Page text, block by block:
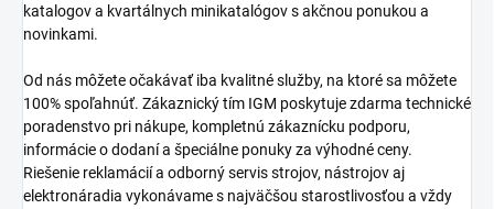
katalogov a kvartálnych minikatalógov s akčnou ponukou a
novinkami.
Od nás môžete očakávať iba kvalitné služby, na ktoré sa môžete
100% spoľahnúť. Zákaznický tím IGM poskytuje zdarma technické
poradenstvo pri nákupe, kompletnú zákaznícku podporu,
informácie o dodaní a špeciálne ponuky za výhodné ceny.
Riešenie reklamácií a odborný servis strojov, nástrojov aj
elektronáradia vykonávame s najväčšou starostlivosťou a vždy